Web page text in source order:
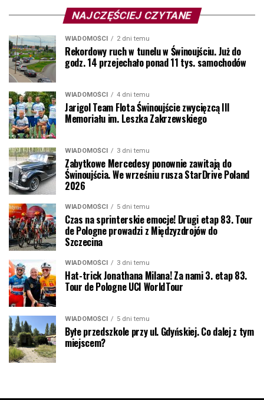
NAJCZĘŚCIEJ CZYTANE
WIADOMOŚCI 2 dni temu
Rekordowy ruch w tunelu w Świnoujściu. Już do
godz. 14 przejechało ponad 11 tys. samochodów
WIADOMOŚCI 4 dni temu
Jarigol Team Flota Świnoujście zwycięzcą III
Memoriału im. Leszka Zakrzewskiego
WIADOMOŚCI 3 dni temu
Zabytkowe Mercedesy ponownie zawitają do
Świnoujścia. We wrześniu rusza StarDrive Poland
2026
WIADOMOŚCI 5 dni temu
Czas na sprinterskie emocje! Drugi etap 83. Tour
de Pologne prowadzi z Międzyzdrojów do
Szczecina
WIADOMOŚCI 3 dni temu
Hat-trick Jonathana Milana! Za nami 3. etap 83.
Tour de Pologne UCI WorldTour
WIADOMOŚCI 5 dni temu
Byłe przedszkole przy ul. Gdyńskiej. Co dalej z tym
miejscem?